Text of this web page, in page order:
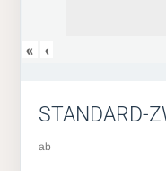
« ‹
STANDARD-
ab